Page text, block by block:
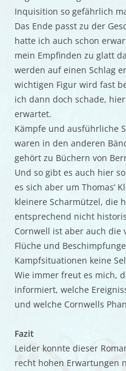
Inquisition so gefährlich
Das Ende passt zu der
hatte ich auch schon
mein Empfinden zu glatt
werden auf einen Schlag
wichtigen Figur wird fast
ich dann doch schade,
erwartet.
Kämpfe und ausführliche
waren in den anderen
gehört zu Büchern von
Und so gibt es auch hier
es sich aber um Thomas‘
kleinere Scharmützel, die
entsprechend nicht
Cornwell ist aber auch die
Flüche und
Kampfsituationen keine
Wie immer freut es mich,
informiert, welche
und welche Cornwells
Fazit
Leider konnte dieser
recht hohen Erwartungen